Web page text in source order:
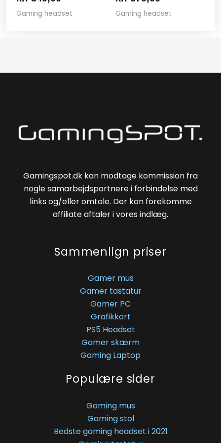
Gaming headset Gaming headset
Gamingspot.dk kan modtage kommission fra
nogle samarbejdspartnere i forbindelse med
links og/eller omtale. Der kan forekomme
affiliate aftaler i vores indlæg.
Sammenlign priser
Gamer mus
Gamer tastatur
Gamer PC
Grafikkort
PS5 Headset
Gamer skærm
Gaming Laptop
Populære sider
Gaming mus
Gaming stol
Bedste gaming headset i 2021